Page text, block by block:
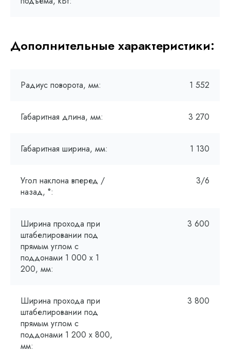
Дополнительные характеристики:
Радиус поворота, мм: 1 552
Габаритная длина, мм: 3 270
Габаритная ширина, мм: 1 130
Угол наклона вперед /
назад, °:
3/6
Ширина прохода при
штабелировании под
прямым углом с
поддонами 1 000 х 1
200, мм:
3 600
Ширина прохода при
штабелировании под
прямым углом с
поддонами 1 200 x 800,
мм:
3 800